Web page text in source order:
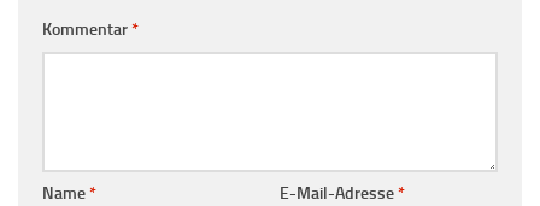
Kommentar*
Name* E-Mail-Adresse*